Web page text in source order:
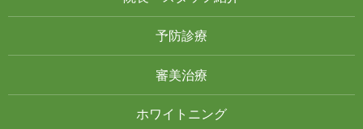
予防診療
審美治療
ホワイトニング